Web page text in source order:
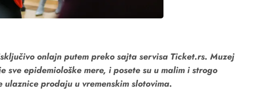
onlajn putem preko sajta servisa Ticket.rs. Muzej
sve epidemiološke mere, i posete su u malim i strogo
prodaju u vremenskim slotovima.